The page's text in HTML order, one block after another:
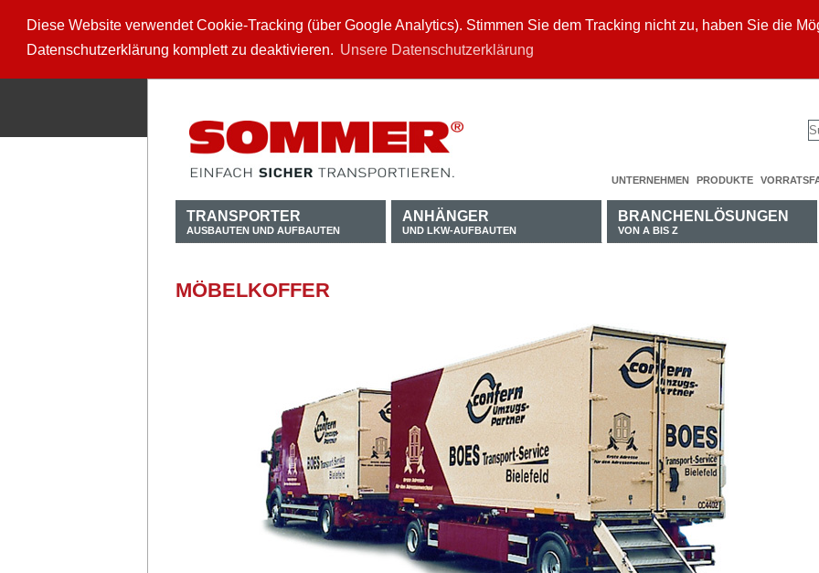
Diese Website verwendet Cookie-Tracking (über Google Analytics). Stimmen Sie dem Tracking nicht zu, haben Sie die
Datenschutzerklärung komplett zu deaktivieren. Unsere Datenschutzerklärung
UNTERNEHMEN PRODUKTE
TRANSPORTER
AUSBAUTEN UND AUFBAUTEN
ANHÄNGER
UND LKW-AUFBAUTEN
BRANCHENLÖSUNGEN
VON A BIS Z
MÖBELKOFFER